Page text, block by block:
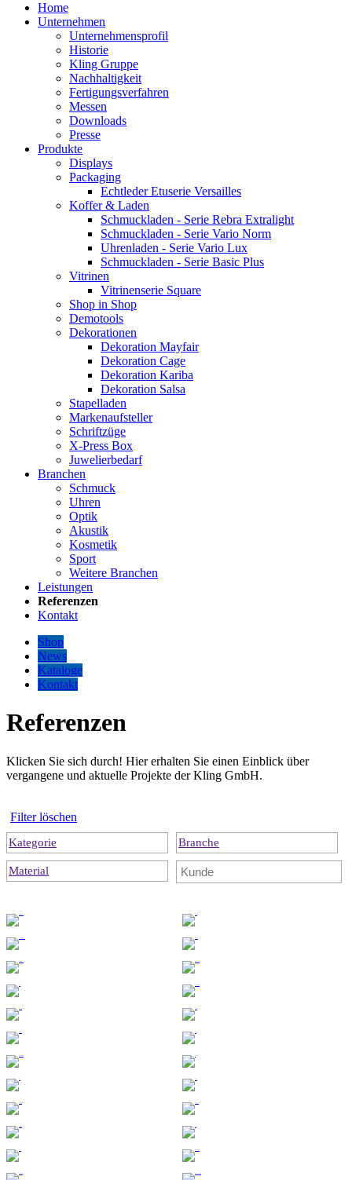
Home
Unternehmen
Unternehmensprofil
Historie
Kling Gruppe
Nachhaltigkeit
Fertigungsverfahren
Messen
Downloads
Presse
Produkte
Displays
Packaging
Echtleder Etuserie Versailles
Koffer & Laden
Schmuckladen - Serie Rebra Extralight
Schmuckladen - Serie Vario Norm
Uhrenladen - Serie Vario Lux
Schmuckladen - Serie Basic Plus
Vitrinen
Vitrinenserie Square
Shop in Shop
Demotools
Dekorationen
Dekoration Mayfair
Dekoration Cage
Dekoration Kariba
Dekoration Salsa
Stapelladen
Markenaufsteller
Schriftzüge
X-Press Box
Juwelierbedarf
Branchen
Schmuck
Uhren
Optik
Akustik
Kosmetik
Sport
Weitere Branchen
Leistungen
Referenzen
Kontakt
Shop
News
Kataloge
Kontakt
Referenzen
Klicken Sie sich durch! Hier erhalten Sie einen Einblick über
vergangene und aktuelle Projekte der Kling GmbH.
Filter löschen
Kategorie Branche
Material